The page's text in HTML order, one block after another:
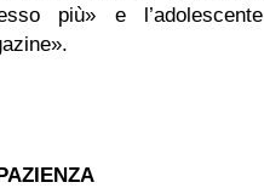
più» e l’adolescente